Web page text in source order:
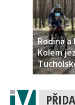
Rodina a
Kolem